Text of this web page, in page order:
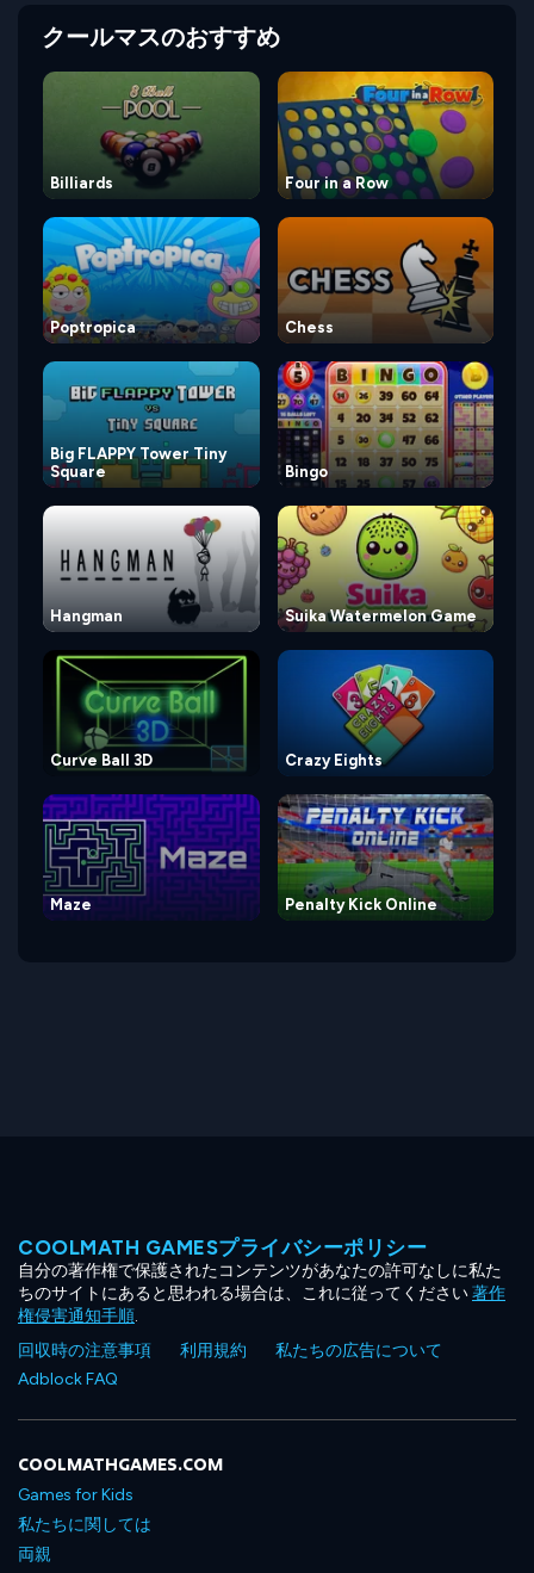
クールマスのおすすめ
Billiards Four in a Row
Poptropica Chess
Big FLAPPY Tower Tiny
Square
Bingo
Hangman Suika Watermelon Game
Curve Ball 3D Crazy Eights
Maze Penalty Kick Online
COOLMATH GAMESプライバシーポリシー
自分の著作権で保護されたコンテンツがあなたの許可なしに私た
ちのサイトにあると思われる場合は、これに従ってください著作
権侵害通知手順.
回収時の注意事項
利用規約
私たちの広告について
Adblock FAQ
COOLMATHGAMES.COM
Games for Kids
私たちに関しては
両親